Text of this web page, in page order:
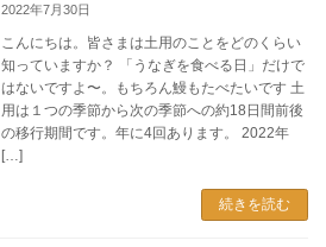
2022年7月30日
こんにちは。皆さまは土用のことをどのくらい
知っていますか？ 「うなぎを食べる日」だけで
はないですよ〜。もちろん鰻もたべたいです 土
用は１つの季節から次の季節への約18日間前後
の移行期間です。年に4回あります。 2022年
[…]
続きを読む